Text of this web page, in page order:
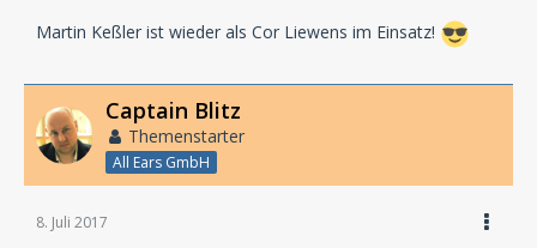
Martin Keßler ist wieder als Cor Liewens im Einsatz!
Captain Blitz
Themenstarter
All Ears GmbH
8. Juli 2017